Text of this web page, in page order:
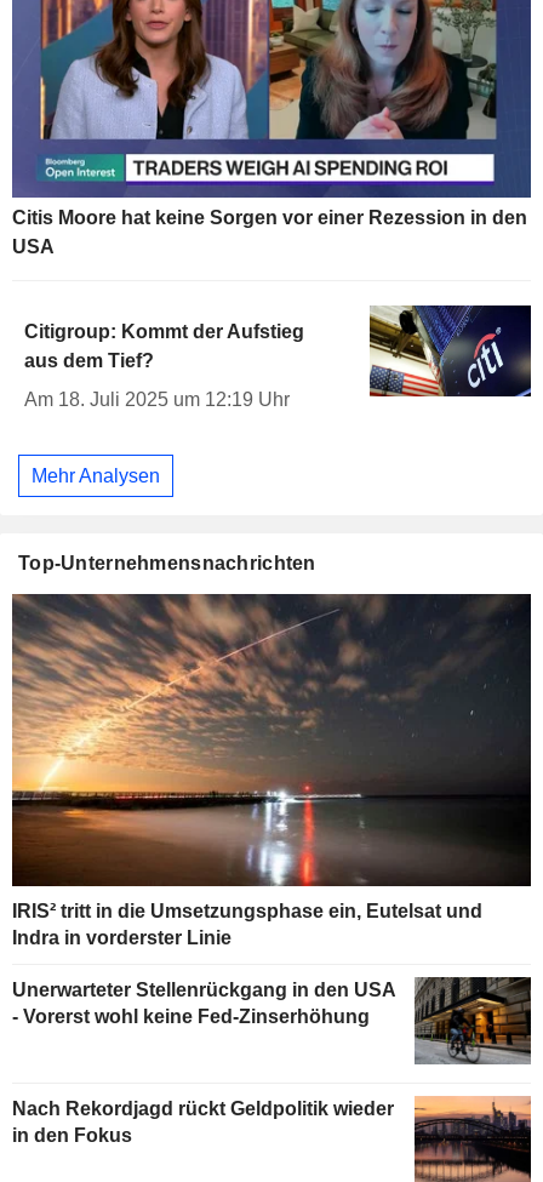
Citis Moore hat keine Sorgen vor einer Rezession in den
USA
Citigroup: Kommt der Aufstieg
aus dem Tief?
Am 18. Juli 2025 um 12:19 Uhr
Mehr Analysen
Top-Unternehmensnachrichten
IRIS² tritt in die Umsetzungsphase ein, Eutelsat und
Indra in vorderster Linie
Unerwarteter Stellenrückgang in den USA
- Vorerst wohl keine Fed-Zinserhöhung
Nach Rekordjagd rückt Geldpolitik wieder
in den Fokus